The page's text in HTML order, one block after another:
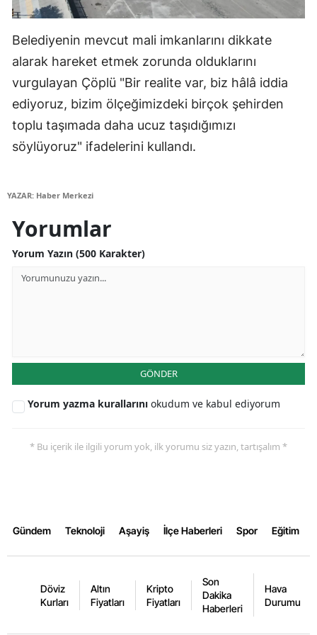
Belediyenin mevcut mali imkanlarını dikkate
alarak hareket etmek zorunda olduklarını
vurgulayan Çöplü "Bir realite var, biz hâlâ iddia
ediyoruz, bizim ölçeğimizdeki birçok şehirden
toplu taşımada daha ucuz taşıdığımızı
söylüyoruz" ifadelerini kullandı.
YAZAR: Haber Merkezi
Yorumlar
Yorum Yazın (500 Karakter)
GÖNDER
Yorum yazma kurallarını okudum ve kabul ediyorum
* Bu içerik ile ilgili yorum yok, ilk yorumu siz yazın, tartışalım *
Gündem Teknoloji Aşayiş İlçe Haberleri Spor Eğitim
Döviz
Kurları
Altın
Fiyatları
Kripto
Fiyatları
Son
Dakika
Haberleri
Hava
Durumu